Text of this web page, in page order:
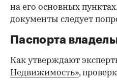
на его основных
документы следует
Паспорта
Как утверждают
Недвижимость»,